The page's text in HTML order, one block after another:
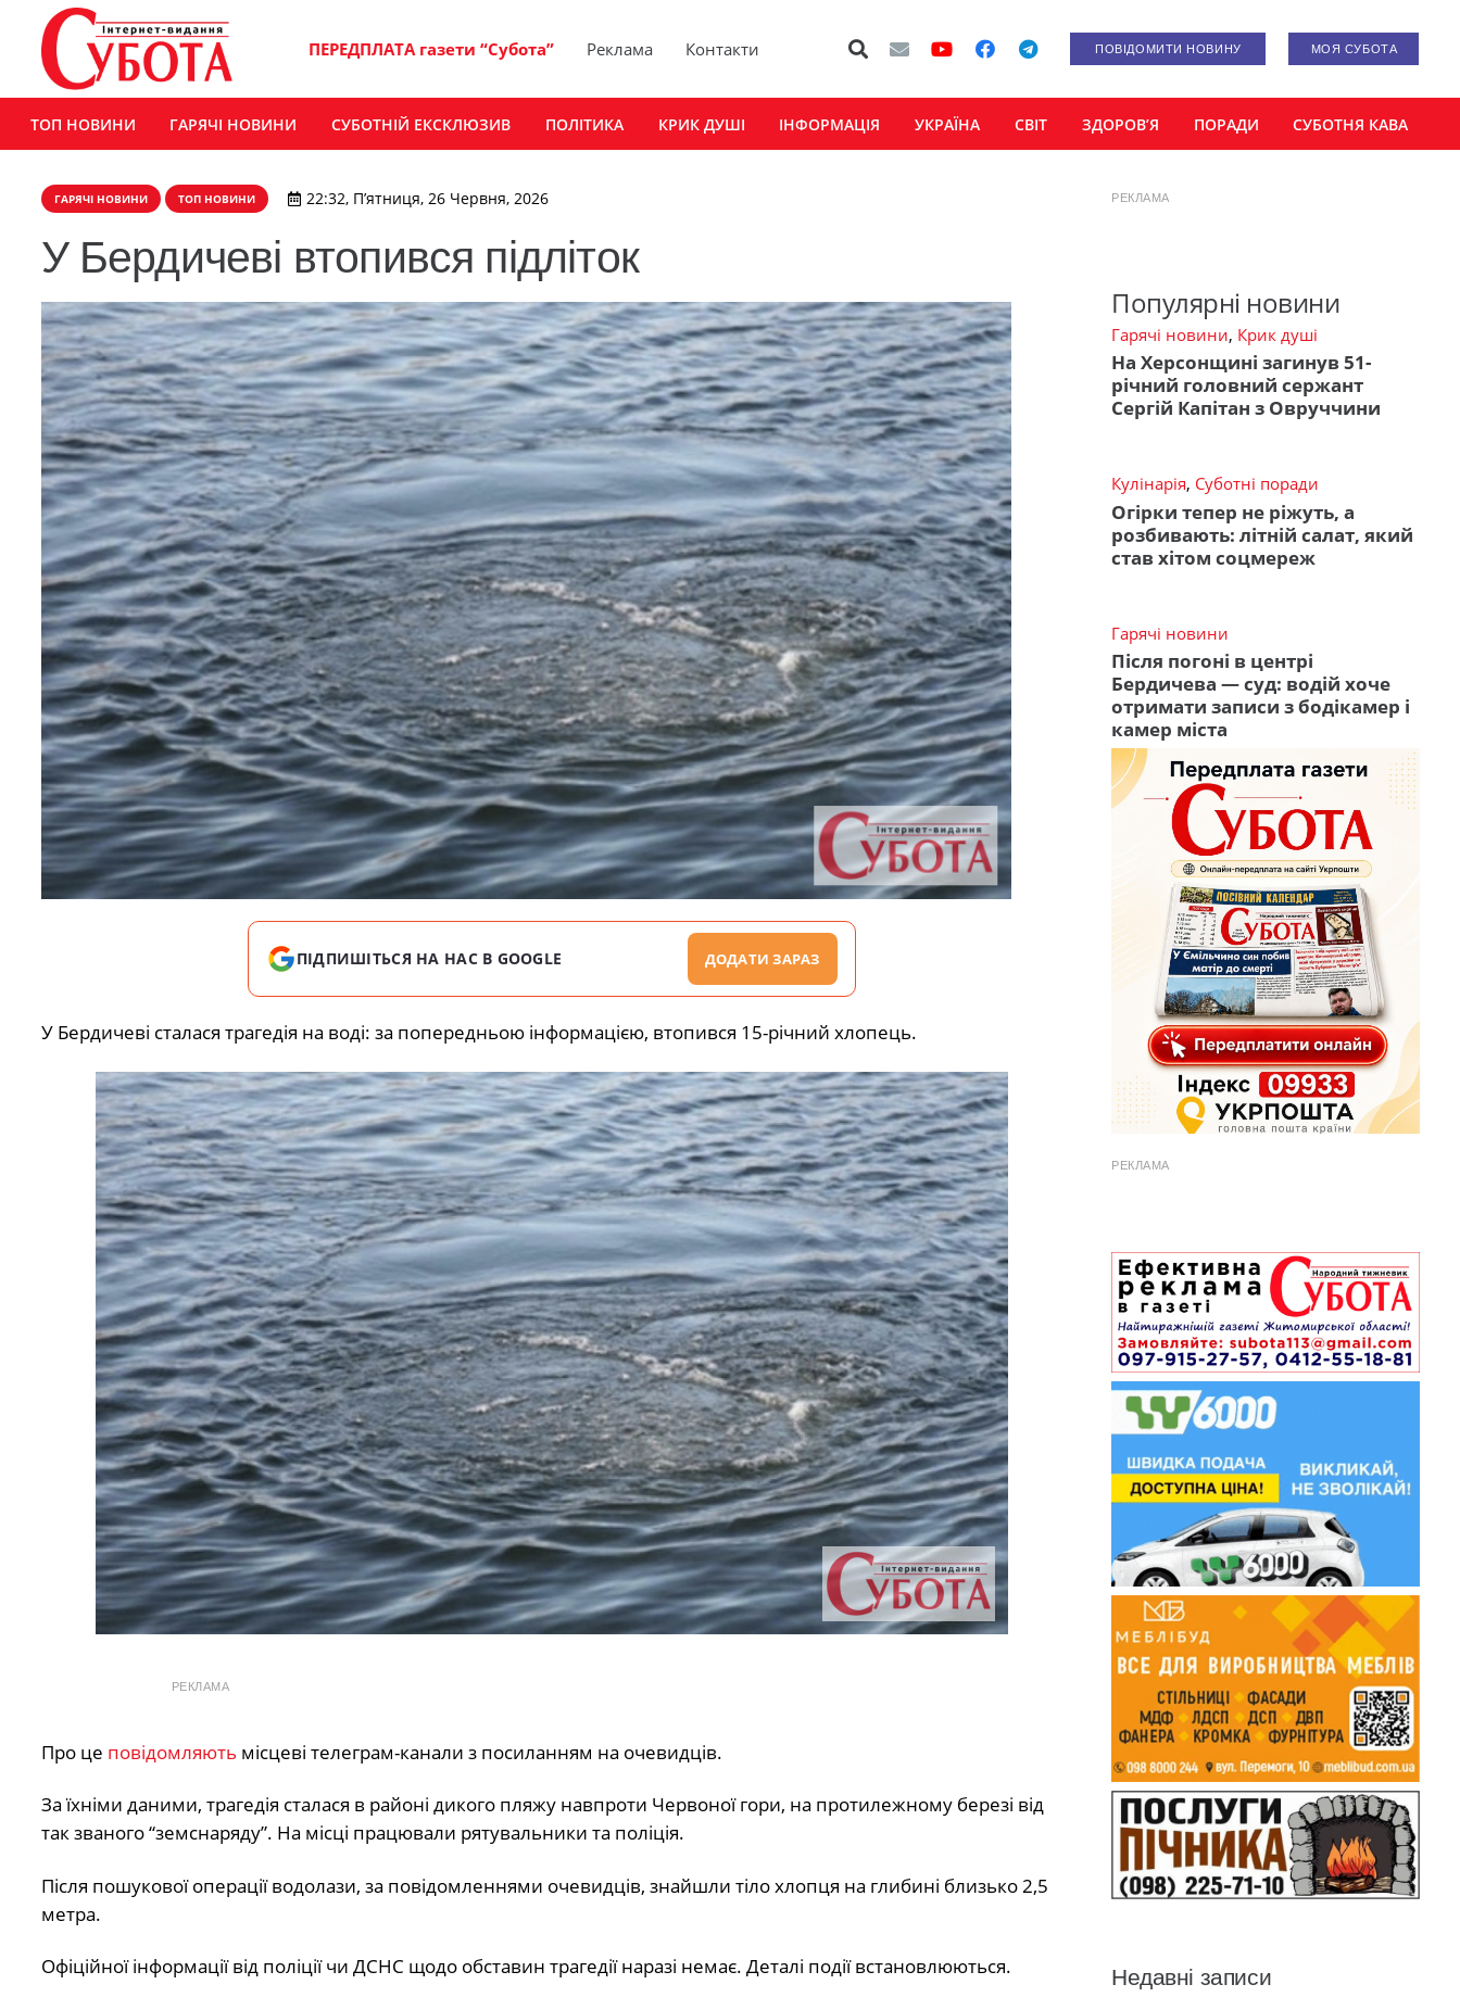
ПЕРЕДПЛАТА газети “Субота” Реклама Контакти ПОВІДОМИТИ НОВИНУ МОЯ СУБОТА
ТОП НОВИНИ ГАРЯЧІ НОВИНИ СУБОТНІЙ ЕКСКЛЮЗИВ ПОЛІТИКА КРИК ДУШІ ІНФОРМАЦІЯ УКРАЇНА СВІТ ЗДОРОВ’Я ПОРАДИ СУБОТНЯ КАВА
ГАРЯЧІ НОВИНИ ТОП НОВИНИ 22:32, П’ятниця, 26 Червня, 2026
У Бердичеві втопився підліток
ПІДПИШІТЬСЯ НА НАС В GOOGLE ДОДАТИ ЗАРАЗ
У Бердичеві сталася трагедія на воді: за попередньою інформацією, втопився 15-річний хлопець.
РЕКЛАМА
Про це повідомляють місцеві телеграм-канали з посиланням на очевидців.
За їхніми даними, трагедія сталася в районі дикого пляжу навпроти Червоної гори, на протилежному березі від
так званого “земснаряду”. На місці працювали рятувальники та поліція.
Після пошукової операції водолази, за повідомленнями очевидців, знайшли тіло хлопця на глибині близько 2,5
метра.
Офіційної інформації від поліції чи ДСНС щодо обставин трагедії наразі немає. Деталі події встановлюються.
РЕКЛАМА
Популярні новини
Гарячі новини, Крик душі
На Херсонщині загинув 51-
річний головний сержант
Сергій Капітан з Овруччини
Кулінарія, Суботні поради
Огірки тепер не ріжуть, а
розбивають: літній салат, який
став хітом соцмереж
Гарячі новини
Після погоні в центрі
Бердичева — суд: водій хоче
отримати записи з бодікамер і
камер міста
РЕКЛАМА
Недавні записи